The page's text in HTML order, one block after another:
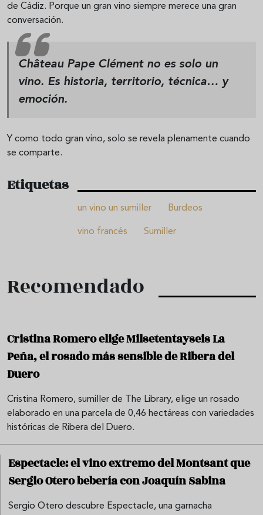
de Cádiz. Porque un gran vino siempre merece una gran
conversación.
Château Pape Clément no es solo un
vino. Es historia, territorio, técnica… y
emoción.
Y como todo gran vino, solo se revela plenamente cuando
se comparte.
Etiquetas
un vino un sumiller Burdeos
vino francés Sumiller
Recomendado
Cristina Romero elige Milsetentayseis La
Peña, el rosado más sensible de Ribera del
Duero
Cristina Romero, sumiller de The Library, elige un rosado
elaborado en una parcela de 0,46 hectáreas con variedades
históricas de Ribera del Duero.
Espectacle: el vino extremo del Montsant que
Sergio Otero bebería con Joaquín Sabina
Sergio Otero descubre Espectacle, una garnacha